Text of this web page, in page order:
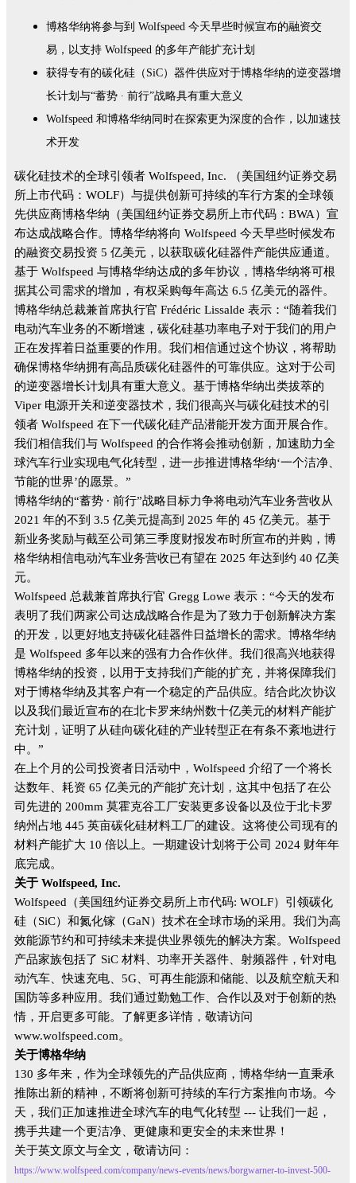
博格华纳将参与到 Wolfspeed 今天早些时候宣布的融资交
易，以支持 Wolfspeed 的多年产能扩充计划
获得专有的碳化硅（SiC）器件供应对于博格华纳的逆变器增
长计划与“蓄势 ∙ 前行”战略具有重大意义
Wolfspeed 和博格华纳同时在探索更为深度的合作，以加速技
术开发
碳化硅技术的全球引领者 Wolfspeed, Inc. （美国纽约证券交易
所上市代码：WOLF）与提供创新可持续的车行方案的全球领
先供应商博格华纳（美国纽约证券交易所上市代码：BWA）宣
布达成战略合作。博格华纳将向 Wolfspeed 今天早些时候发布
的融资交易投资 5 亿美元，以获取碳化硅器件产能供应通道。
基于 Wolfspeed 与博格华纳达成的多年协议，博格华纳将可根
据其公司需求的增加，有权采购每年高达 6.5 亿美元的器件。
博格华纳总裁兼首席执行官 Frédéric Lissalde 表示：“随着我们
电动汽车业务的不断增速，碳化硅基功率电子对于我们的用户
正在发挥着日益重要的作用。我们相信通过这个协议，将帮助
确保博格华纳拥有高品质碳化硅器件的可靠供应。这对于公司
的逆变器增长计划具有重大意义。基于博格华纳出类拔萃的
Viper 电源开关和逆变器技术，我们很高兴与碳化硅技术的引
领者 Wolfspeed 在下一代碳化硅产品潜能开发方面开展合作。
我们相信我们与 Wolfspeed 的合作将会推动创新，加速助力全
球汽车行业实现电气化转型，进一步推进博格华纳‘一个洁净、
节能的世界’的愿景。”
博格华纳的“蓄势 ∙ 前行”战略目标力争将电动汽车业务营收从
2021 年的不到 3.5 亿美元提高到 2025 年的 45 亿美元。基于
新业务奖励与截至公司第三季度财报发布时所宣布的并购，博
格华纳相信电动汽车业务营收已有望在 2025 年达到约 40 亿美
元。
Wolfspeed 总裁兼首席执行官 Gregg Lowe 表示：“今天的发布
表明了我们两家公司达成战略合作是为了致力于创新解决方案
的开发，以更好地支持碳化硅器件日益增长的需求。博格华纳
是 Wolfspeed 多年以来的强有力合作伙伴。我们很高兴地获得
博格华纳的投资，以用于支持我们产能的扩充，并将保障我们
对于博格华纳及其客户有一个稳定的产品供应。结合此次协议
以及我们最近宣布的在北卡罗来纳州数十亿美元的材料产能扩
充计划，证明了从硅向碳化硅的产业转型正在有条不紊地进行
中。”
在上个月的公司投资者日活动中，Wolfspeed 介绍了一个将长
达数年、耗资 65 亿美元的产能扩充计划，这其中包括了在公
司先进的 200mm 莫霍克谷工厂安装更多设备以及位于北卡罗
纳州占地 445 英亩碳化硅材料工厂的建设。这将使公司现有的
材料产能扩大 10 倍以上。一期建设计划将于公司 2024 财年年
底完成。
关于 Wolfspeed, Inc.
Wolfspeed（美国纽约证券交易所上市代码: WOLF）引领碳化
硅（SiC）和氮化镓（GaN）技术在全球市场的采用。我们为高
效能源节约和可持续未来提供业界领先的解决方案。Wolfspeed
产品家族包括了 SiC 材料、功率开关器件、射频器件，针对电
动汽车、快速充电、5G、可再生能源和储能、以及航空航天和
国防等多种应用。我们通过勤勉工作、合作以及对于创新的热
情，开启更多可能。了解更多详情，敬请访问
www.wolfspeed.com。
关于博格华纳
130 多年来，作为全球领先的产品供应商，博格华纳一直秉承
推陈出新的精神，不断将创新可持续的车行方案推向市场。今
天，我们正加速推进全球汽车的电气化转型 --- 让我们一起，
携手共建一个更洁净、更健康和更安全的未来世界！
关于英文原文与全文，敬请访问：
https://www.wolfspeed.com/company/news-events/news/borgwarner-to-invest-500-